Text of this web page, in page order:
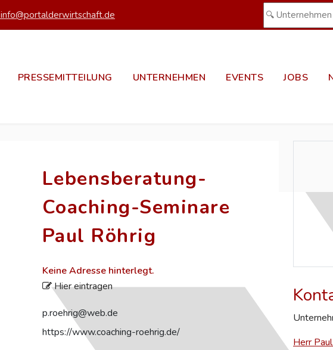
info@portalderwirtschaft.de
PRESSEMITTEILUNG UNTERNEHMEN EVENTS JOBS
Lebensberatung-
Coaching-Seminare
Paul Röhrig
Keine Adresse hinterlegt.
Hier eintragen
p.roehrig@web.de
https://www.coaching-roehrig.de/
Herr